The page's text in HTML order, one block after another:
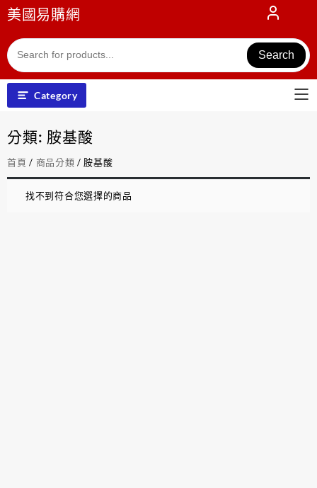
Skip
to
content
美國易購網
Search
Category
分類: 胺基酸
首頁 / 商品分類 / 胺基酸
找不到符合您選擇的商品